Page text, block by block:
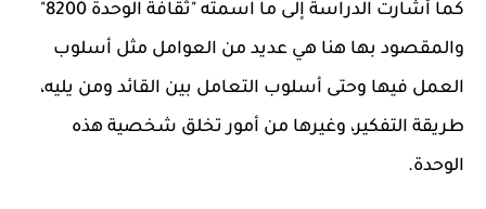
كما أشارت الدراسة إلى ما اسمته "ثقافة الوحدة 8200"
والمقصود بها هنا هي عديد من العوامل مثل أسلوب
العمل فيها وحتى أسلوب التعامل بين القائد ومن يليه،
طريقة التفكير، وغيرها من أمور تخلق شخصية هذه
الوحدة.